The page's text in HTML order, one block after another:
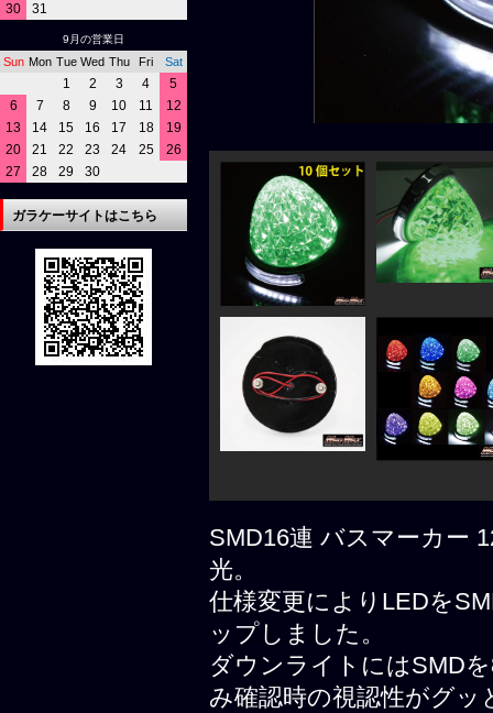
SMD16連 バスマーカー
光。
仕様変更によりLEDを
ップしました。
ダウンライトにはSMD
み確認時の視認性がグッ
30
31
9月の営業日
Sun Mon Tue Wed Thu Fri Sat
1 2 3 4
5
6
7 8 9 10 11
12
13
14 15 16 17 18
19
20
21 22 23 24 25
26
27
28 29 30
ガラケーサイトはこちら